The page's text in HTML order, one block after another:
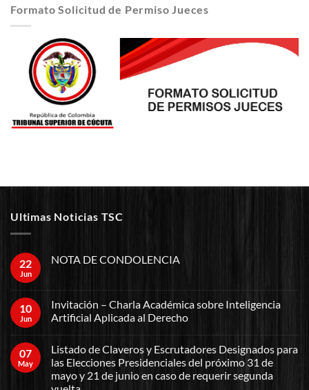
Formato Solicitud de Permiso Jueces
Ultimas Noticias TSC
22
Jun
NOTA DE CONDOLENCIA
10
Jun
Invitación – Charla Académica sobre Inteligencia
Artificial Aplicada al Derecho
07
May
Listado de Claveros y Escrutadores Designados para
las Elecciones Presidenciales del próximo 31 de
mayo y 21 de junio en caso de requerir segunda